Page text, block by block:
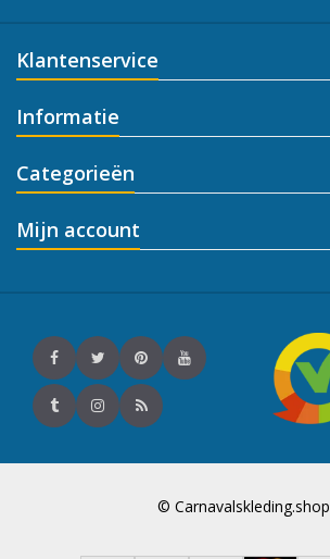
Klantenservice
Informatie
Categorieën
Mijn account
© Carnavalskleding.shop